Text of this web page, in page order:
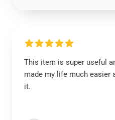
This item is super useful
made my life much easier
it.